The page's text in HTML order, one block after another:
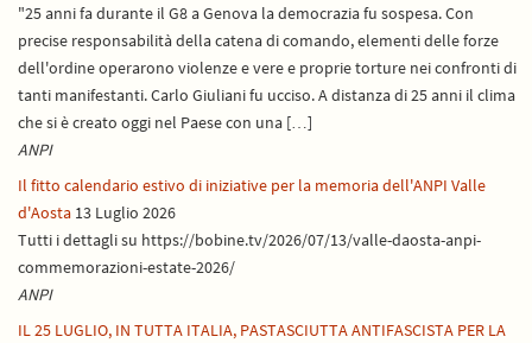
"25 anni fa durante il G8 a Genova la democrazia fu sospesa. Con
precise responsabilità della catena di comando, elementi delle forze
dell'ordine operarono violenze e vere e proprie torture nei confronti di
tanti manifestanti. Carlo Giuliani fu ucciso. A distanza di 25 anni il clima
che si è creato oggi nel Paese con una […]
ANPI
Il fitto calendario estivo di iniziative per la memoria dell'ANPI Valle
d'Aosta 13 Luglio 2026
Tutti i dettagli su https://bobine.tv/2026/07/13/valle-daosta-anpi-
commemorazioni-estate-2026/
ANPI
IL 25 LUGLIO, IN TUTTA ITALIA, PASTASCIUTTA ANTIFASCISTA PER LA